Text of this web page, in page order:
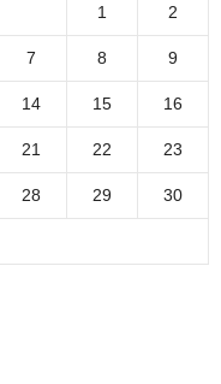
1 2
7 8 9
14 15 16
21 22 23
28 29 30